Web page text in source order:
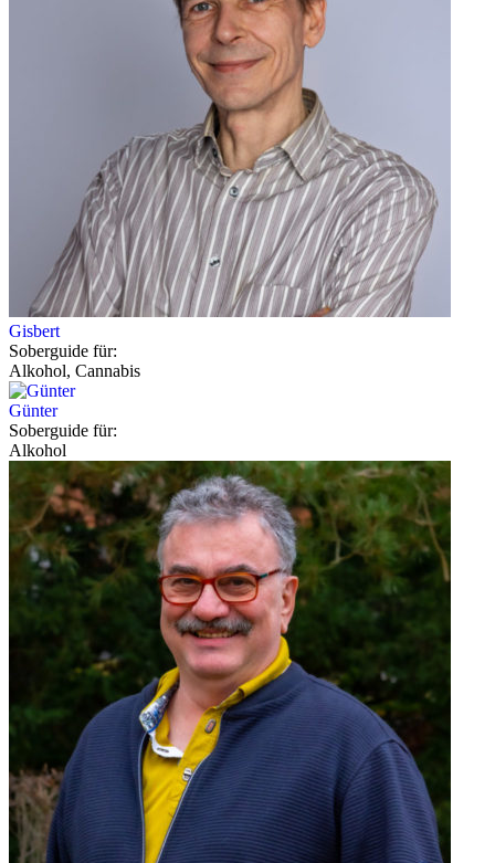
Gisbert
Soberguide für:
Alkohol, Cannabis
Günter
Soberguide für:
Alkohol